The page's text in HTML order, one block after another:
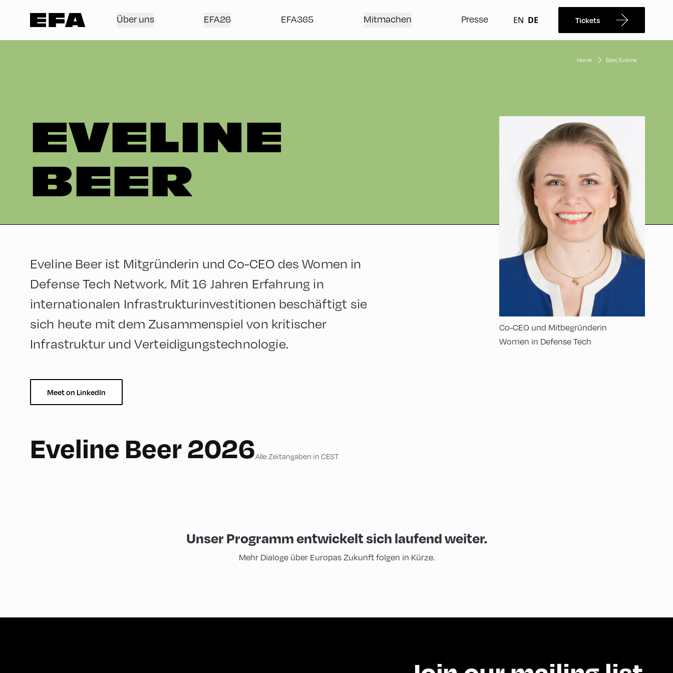
Über uns EFA26 EFA365 Mitmachen Presse EN DE Tickets
Home Beer, Eveline
EVELINE
BEER
Co-CEO und Mitbegründerin
Women in Defense Tech
Eveline Beer ist Mitgründerin und Co-CEO des Women in
Defense Tech Network. Mit 16 Jahren Erfahrung in
internationalen Infrastrukturinvestitionen beschäftigt sie
sich heute mit dem Zusammenspiel von kritischer
Infrastruktur und Verteidigungstechnologie.
Meet on LinkedIn
Eveline Beer 2026Alle Zeitangaben in CEST
Unser Programm entwickelt sich laufend weiter.
Mehr Dialoge über Europas Zukunft folgen in Kürze.